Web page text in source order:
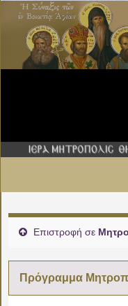
Επιστροφή σε
Πρόγραμμα